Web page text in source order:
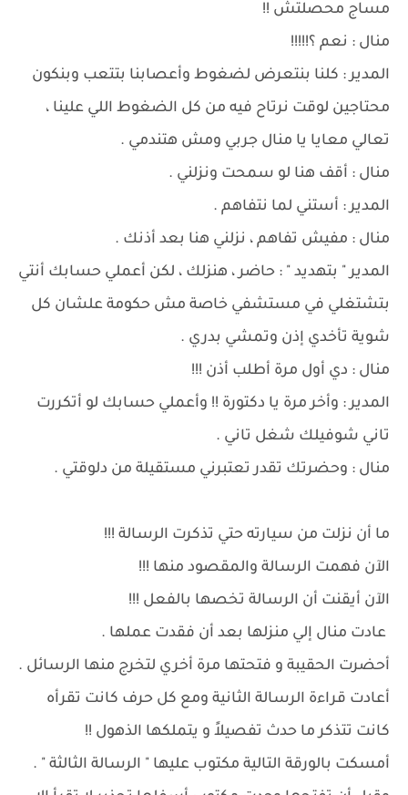
مساج محصلتش !!
منال : نعم ؟!!!!!
المدير : كلنا بنتعرض لضغوط وأعصابنا بتتعب وبنكون
محتاجين لوقت نرتاح فيه من كل الضغوط اللي علينا ،
تعالي معايا يا منال جربي ومش هتندمي .
منال : أقف هنا لو سمحت ونزلني .
المدير : أستني لما نتفاهم .
منال : مفيش تفاهم ، نزلني هنا بعد أذنك .
المدير " بتهديد " : حاضر ، هنزلك ، لكن أعملي حسابك أنتي
بتشتغلي في مستشفي خاصة مش حكومة علشان كل
شوية تأخدي إذن وتمشي بدري .
منال : دي أول مرة أطلب أذن !!!
المدير : وأخر مرة يا دكتورة !! وأعملي حسابك لو أتكررت
تاني شوفيلك شغل تاني .
منال : وحضرتك تقدر تعتبرني مستقيلة من دلوقتي .
ما أن نزلت من سيارته حتي تذكرت الرسالة !!!
الآن فهمت الرسالة والمقصود منها !!!
الآن أيقنت أن الرسالة تخصها بالفعل !!!
عادت منال إلي منزلها بعد أن فقدت عملها .
أحضرت الحقيبة و فتحتها مرة أخري لتخرج منها الرسائل .
أعادت قراءة الرسالة الثانية ومع كل حرف كانت تقرأه
كانت تتذكر ما حدث تفصيلاً و يتملكها الذهول !!
أمسكت بالورقة التالية مكتوب عليها " الرسالة الثالثة " .